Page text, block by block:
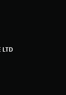
LTD